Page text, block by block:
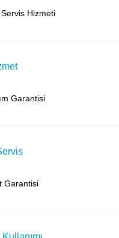
Hizmeti
Garantisi
Garantisi